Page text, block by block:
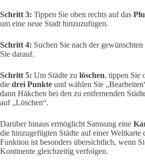
Schritt 3: Tippen Sie oben rechts auf das
um eine neue Stadt hinzuzufügen.
Schritt 4: Suchen Sie nach der
Sie darauf.
Schritt 5: Um Städte zu löschen, tippen Sie
die drei Punkte und wählen Sie
dann Häkchen bei den zu entfernenden
auf „Löschen“.
Darüber hinaus ermöglicht Samsung eine
die hinzugefügten Städte auf einer Weltkarte
Funktion ist besonders übersichtlich, wenn
Kontinente gleichzeitig verfolgen.